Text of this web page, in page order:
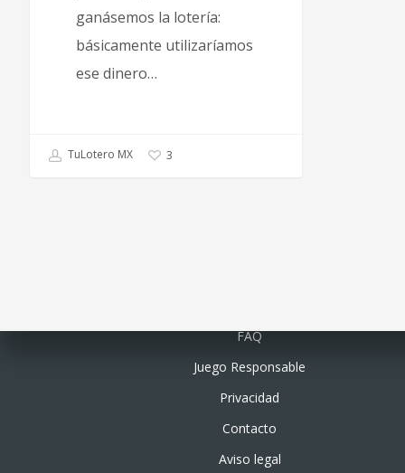
ganásemos la lotería:
básicamente utilizaríamos
ese dinero…
TuLotero MX 3
FAQ
Juego Responsable
Privacidad
Contacto
Aviso legal